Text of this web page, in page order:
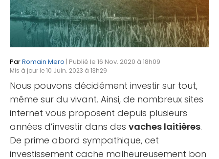
ParRomain Mero | Publié le 16 Nov. 2020 à 18h09
Mis à jour le 10 Juin. 2023 à 13h29
Nous pouvons décidément investir sur tout,
même sur du vivant. Ainsi, de nombreux sites
internet vous proposent depuis plusieurs
années d’investir dans des vaches laitières.
De prime abord sympathique, cet
investissement cache malheureusement bon